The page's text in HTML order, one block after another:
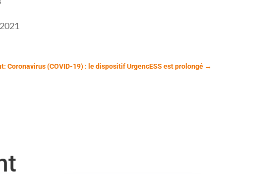
Coronavirus (COVID-19) : le dispositif UrgencESS est prolongé→